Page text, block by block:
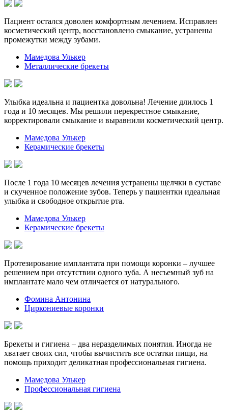
Пациент остался доволен комфортным лечением. Исправлен
косметический центр, восстановлено смыкание, устранены
промежутки между зубами.
Мамедова Улькер
Металлические брекеты
Улыбка идеальна и пациентка довольна! Лечение длилось 1
года и 10 месяцев. Мы решили перекрестное смыкание,
корректировали смыкание и выравнили косметический центр.
Мамедова Улькер
Керамические брекеты
После 1 года 10 месяцев лечения устранены щелчки в суставе
и скученное положение зубов. Теперь у пациентки идеальная
улыбка и свободное открытие рта.
Мамедова Улькер
Керамические брекеты
Протезирование имплантата при помощи коронки – лучшее
решением при отсутствии одного зуба. А несъемный зуб на
имплантате мало чем отличается от натурального.
Фомина Антонина
Циркониевые коронки
Брекеты и гигиена – два неразделимых понятия. Иногда не
хватает своих сил, чтобы вычистить все остатки пищи, на
помощь приходит деликатная профессиональная гигиена.
Мамедова Улькер
Профессиональная гигиена